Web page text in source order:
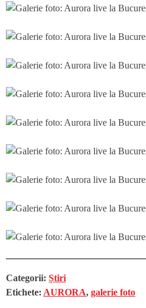
Categorii: Știri
Etichete: AURORA, galerie foto